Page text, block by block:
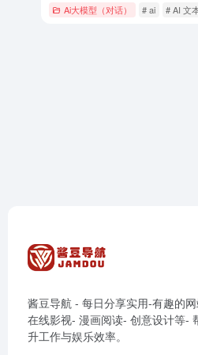
Ai大模型（对话） # ai # AI 文
酱豆导航 - 每日分享实用-有趣的
在线影视- 漫画阅读- 创意设计等-
升工作与娱乐效率。